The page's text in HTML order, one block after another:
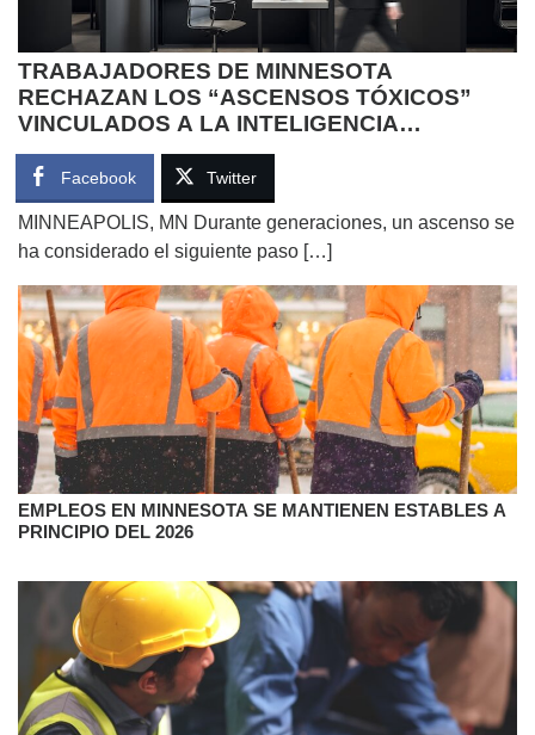
TRABAJADORES DE MINNESOTA
RECHAZAN LOS “ASCENSOS TÓXICOS”
VINCULADOS A LA INTELIGENCIA
ARTIFICIAL
Facebook Twitter
MINNEAPOLIS, MN Durante generaciones, un ascenso se
ha considerado el siguiente paso […]
EMPLEOS EN MINNESOTA SE MANTIENEN ESTABLES A
PRINCIPIO DEL 2026